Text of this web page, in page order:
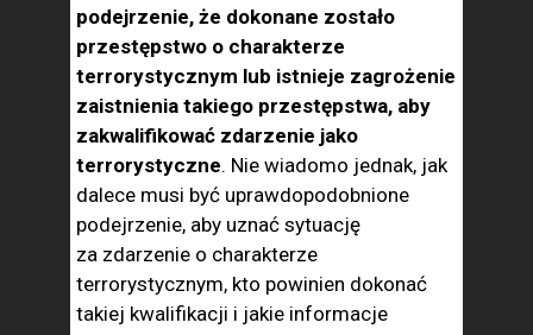
podejrzenie, że dokonane zostało
przestępstwo o charakterze
terrorystycznym lub istnieje zagrożenie
zaistnienia takiego przestępstwa, aby
zakwalifikować zdarzenie jako
terrorystyczne. Nie wiadomo jednak, jak
dalece musi być uprawdopodobnione
podejrzenie, aby uznać sytuację
za zdarzenie o charakterze
terrorystycznym, kto powinien dokonać
takiej kwalifikacji i jakie informacje